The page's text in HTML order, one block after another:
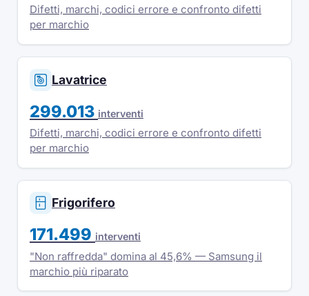
Difetti, marchi, codici errore e confronto difetti
per marchio
Lavatrice
299.013 interventi
Difetti, marchi, codici errore e confronto difetti
per marchio
Frigorifero
171.499 interventi
"Non raffredda" domina al 45,6% — Samsung il
marchio più riparato